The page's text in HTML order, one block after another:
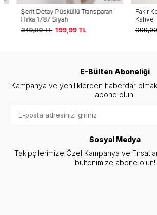
Şerit Detay Püsküllü Transparan
Hırka 1787 Siyah
349,00TL 199,99TL
Fakir Kol
Kahve
999,00TL
E-Bülten Aboneliği
Kampanya ve yeniliklerden haberdar
abone olun!
Sosyal Medya
Takipçilerimize Özel Kampanya ve
bültenimize abone olun!